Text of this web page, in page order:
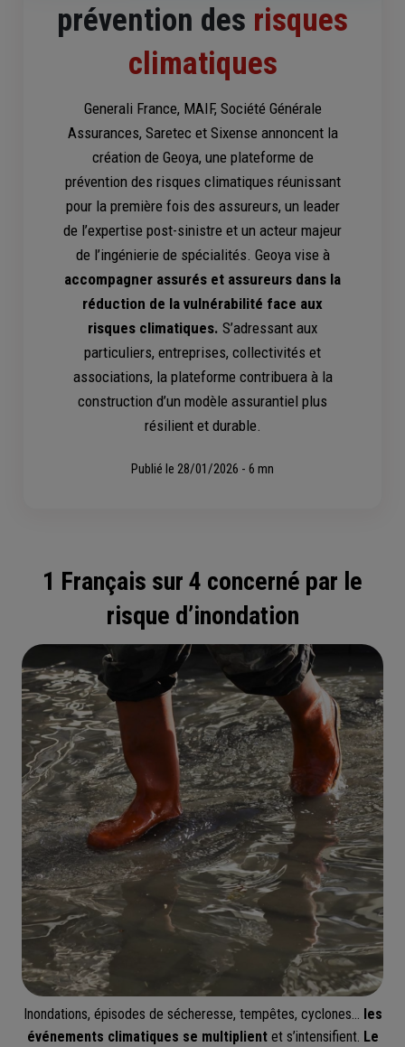
prévention des risques
climatiques
Generali France, MAIF, Société Générale
Assurances, Saretec et Sixense annoncent la
création de Geoya, une plateforme de
prévention des risques climatiques réunissant
pour la première fois des assureurs, un leader
de l’expertise post-sinistre et un acteur majeur
de l’ingénierie de spécialités. Geoya vise à
accompagner assurés et assureurs dans la
réduction de la vulnérabilité face aux
risques climatiques. S’adressant aux
particuliers, entreprises, collectivités et
associations, la plateforme contribuera à la
construction d’un modèle assurantiel plus
résilient et durable.
Publié le 28/01/2026 - 6 mn
1 Français sur 4 concerné par le
risque d’inondation
Inondations, épisodes de sécheresse, tempêtes, cyclones… les
événements climatiques se multiplient et s’intensifient. Le